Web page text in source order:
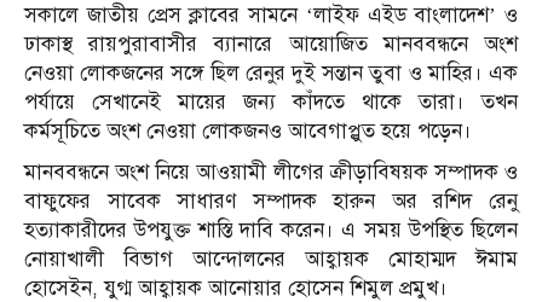
সকালে জাতীয় প্রেস ক্লাবের সামনে ‘লাইফ এইড বাংলাদেশ’ ও
ঢাকাস্থ রায়পুরাবাসীর ব্যানারে আয়োজিত মানববন্ধনে অংশ
নেওয়া লোকজনের সঙ্গে ছিল রেনুর দুই সন্তান তুবা ও মাহির। এক
পর্যায়ে সেখানেই মায়ের জন্য কাঁদতে থাকে তারা। তখন
কর্মসূচিতে অংশ নেওয়া লোকজনও আবেগাপ্লুত হয়ে পড়েন।
মানববন্ধনে অংশ নিয়ে আওয়ামী লীগের ক্রীড়াবিষয়ক সম্পাদক ও
বাফুফের সাবেক সাধারণ সম্পাদক হারুন অর রশিদ রেনু
হত্যাকারীদের উপযুক্ত শাস্তি দাবি করেন। এ সময় উপস্থিত ছিলেন
নোয়াখালী বিভাগ আন্দোলনের আহ্বায়ক মোহাম্মদ ঈমাম
হোসেইন, যুগ্ম আহ্বায়ক আনোয়ার হোসেন শিমুল প্রমুখ।